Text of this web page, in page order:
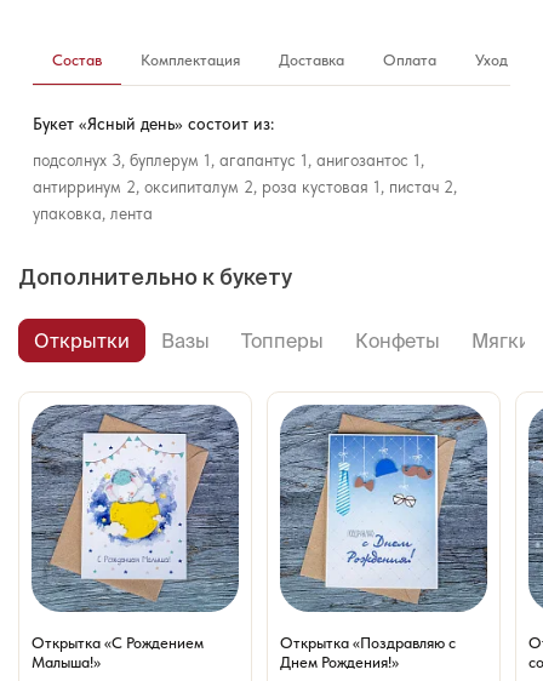
Состав Комплектация Доставка Оплата Уход за
Букет «Ясный день» состоит из:
подсолнух 3, буплерум 1, агапантус 1, анигозантос 1,
антирринум 2, оксипиталум 2, роза кустовая 1, пистач 2,
упаковка, лента
Дополнительно к букету
Открытки Вазы Топперы Конфеты
Открытка «С Рождением
Малыша!»
Открытка «Поздравляю с
Днем Рождения!»